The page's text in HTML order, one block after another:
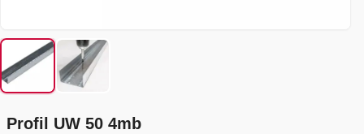
Profil UW 50 4mb